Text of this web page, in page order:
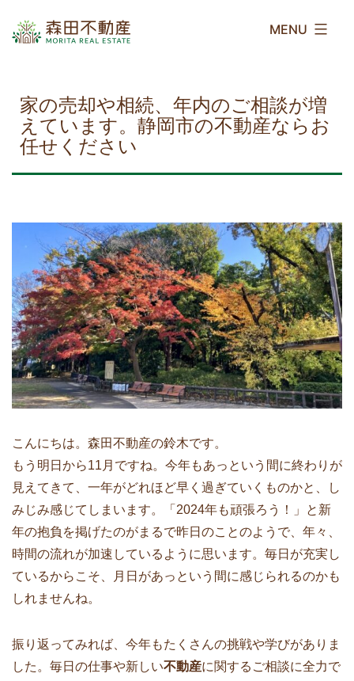
田
産家の売却や相続、年内のご相談が増
えています。静岡市の不動産ならお
任せください
こんにちは。森田不動産の鈴木です。
もう明日から11月ですね。今年もあっという間に終わりが
見えてきて、一年がどれほど早く過ぎていくものかと、し
みじみ感じてしまいます。「2024年も頑張ろう！」と新
年の抱負を掲げたのがまるで昨日のことのようで、年々、
時間の流れが加速しているように思います。毎日が充実し
ているからこそ、月日があっという間に感じられるのかも
しれませんね。
振り返ってみれば、今年もたくさんの挑戦や学びがありま
した。毎日の仕事や新しい不動産に関するご相談に全力で